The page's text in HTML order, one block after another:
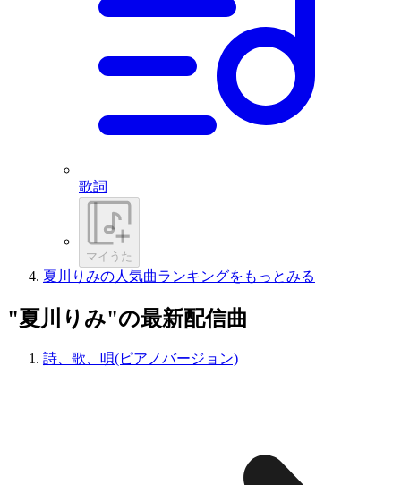
歌詞
マイうた
夏川りみの人気曲ランキングをもっとみる
"夏川りみ"の最新配信曲
詩、歌、唄(ピアノバージョン)